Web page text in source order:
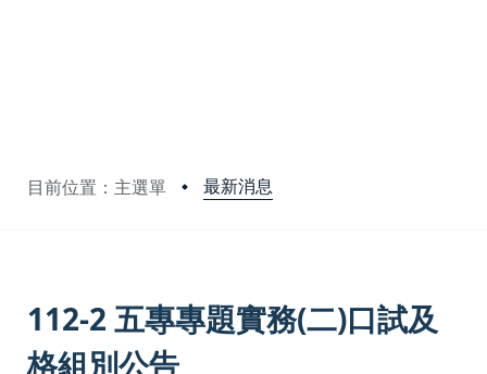
目前位置：主選單 最新消息
112-2 五專專題實務(二)口試及
格組別公告